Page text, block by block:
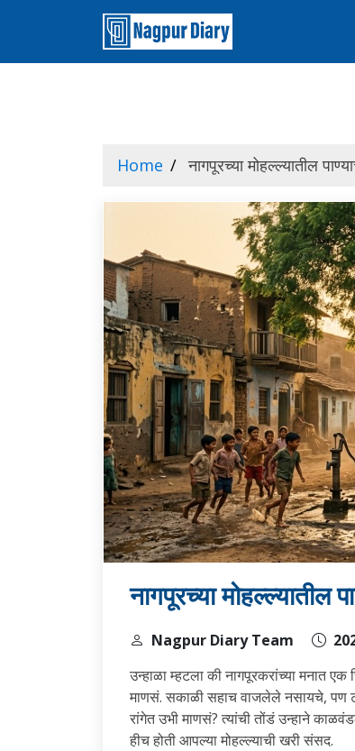
Home नागपूरच्या मोहल्ल्यातील
नागपूरच्या मोहल्ल्यातील
Nagpur Diary Team
उन्हाळा म्हटला की नागपूरकरांच्या मनात
माणसं. सकाळी सहाच वाजलेले नसायचे, पण
रांगेत उभी माणसं? त्यांची तोंडं उन्हाने
हीच होती आपल्या मोहल्ल्याची खरी संसद.